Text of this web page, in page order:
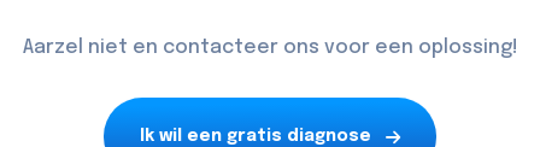
Aarzel niet en contacteerons voor een oplossing!
Ik wil een gratis diagnose